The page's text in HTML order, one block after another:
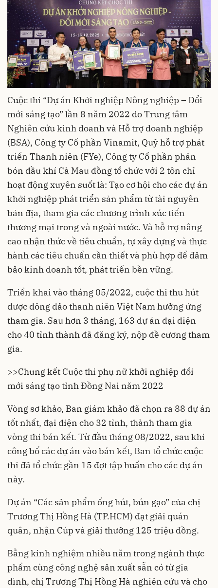
Cuộc thi “Dự án Khởi nghiệp Nông nghiệp – Đổi
mới sáng tạo” lần 8 năm 2022 do Trung tâm
Nghiên cứu kinh doanh và Hỗ trợ doanh nghiệp
(BSA), Công ty Cổ phần Vinamit, Quỹ hỗ trợ phát
triển Thanh niên (FYe), Công ty Cổ phần phân
bón dầu khí Cà Mau đồng tổ chức với 2 tôn chỉ
hoạt động xuyên suốt là: Tạo cơ hội cho các dự án
khởi nghiệp phát triển sản phẩm từ tài nguyên
bản địa, tham gia các chương trình xúc tiến
thương mại trong và ngoài nước. Và hỗ trợ nâng
cao nhận thức về tiêu chuẩn, tự xây dựng và thực
hành các tiêu chuẩn cần thiết và phù hợp để đảm
bảo kinh doanh tốt, phát triển bền vững.
Triển khai vào tháng 05/2022, cuộc thi thu hút
được đông đảo thanh niên Việt Nam hưởng ứng
tham gia. Sau hơn 3 tháng, 163 dự án đại diện
cho 40 tỉnh thành đã đăng ký, nộp đề cương tham
gia.
>>Chung kết Cuộc thi phụ nữ khởi nghiệp đổi
mới sáng tạo tỉnh Đồng Nai năm 2022
Vòng sơ khảo, Ban giám khảo đã chọn ra 88 dự án
tốt nhất, đại diện cho 32 tỉnh, thành tham gia
vòng thi bán kết. Từ đầu tháng 08/2022, sau khi
công bố các dự án vào bán kết, Ban tổ chức cuộc
thi đã tổ chức gần 15 đợt tập huấn cho các dự án
này.
Dự án “Các sản phẩm ống hút, bún gạo” của chị
Trương Thị Hồng Hà (TP.HCM) đạt giải quán
quân, nhận Cúp và giải thưởng 125 triệu đồng.
Bằng kinh nghiệm nhiều năm trong ngành thực
phẩm cùng công nghệ sản xuất sẵn có từ gia
đình, chị Trương Thị Hồng Hà nghiên cứu và cho